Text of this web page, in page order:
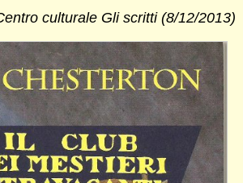
culturale Gli scritti (8/12/2013)